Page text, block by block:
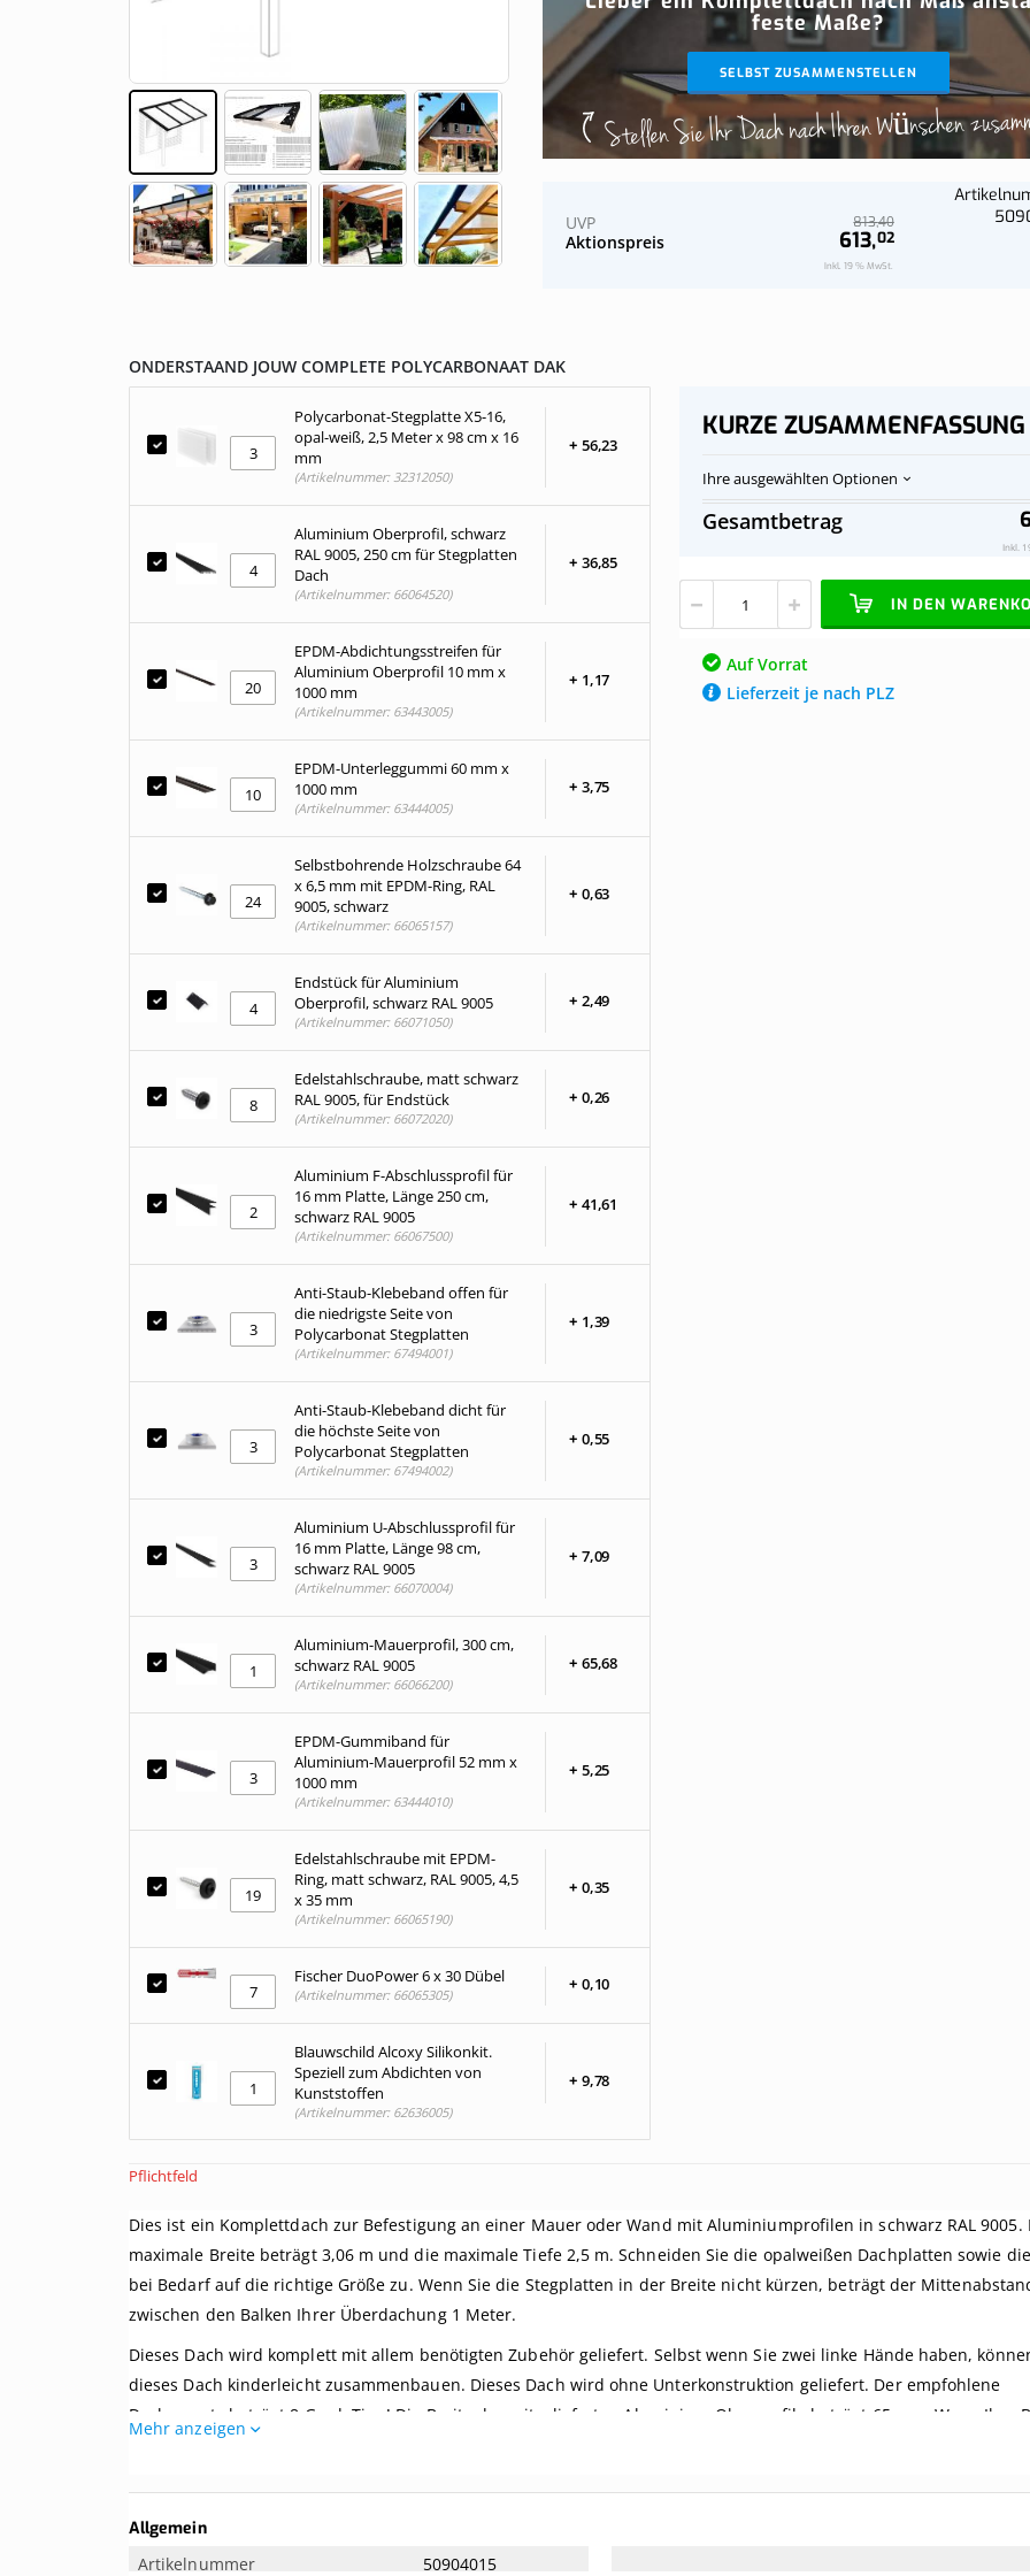
Gestalte dein eigenes Fotopaneel
Gegossen (GS)
Überdachung aus Polycarbonat
Komplettes Dach an der Wand
beginning
of
gallery
feste Maße?
SELBST ZUSAMMENSTELLEN
Stellen Sie Ihr Dach nach Ihren Wünschen
Aktionspreis 613,02
UVP 813,40
Inkl. 19 % MwSt.
ONDERSTAAND JOUW COMPLETE POLYCARBONAAT DAK
Polycarbonat-Stegplatte X5-16,
opal-weiß, 2,5 Meter x 98 cm x 16
mm
+ 56,23
(Artikelnummer: 32312050)
Aluminium Oberprofil, schwarz
RAL 9005, 250 cm für Stegplatten
Dach
+ 36,85
(Artikelnummer: 66064520)
EPDM-Abdichtungsstreifen für
Aluminium Oberprofil 10 mm x
1000 mm
+ 1,17
(Artikelnummer: 63443005)
EPDM-Unterleggummi 60 mm x
1000 mm
+ 3,75
(Artikelnummer: 63444005)
Selbstbohrende Holzschraube 64
x 6,5 mm mit EPDM-Ring, RAL
9005, schwarz
+ 0,63
(Artikelnummer: 66065157)
Endstück für Aluminium
Oberprofil, schwarz RAL 9005
+ 2,49
(Artikelnummer: 66071050)
Edelstahlschraube, matt schwarz
RAL 9005, für Endstück
+ 0,26
(Artikelnummer: 66072020)
Aluminium F-Abschlussprofil für
16 mm Platte, Länge 250 cm,
schwarz RAL 9005
+ 41,61
(Artikelnummer: 66067500)
Anti-Staub-Klebeband offen für
die niedrigste Seite von
Polycarbonat Stegplatten
+ 1,39
(Artikelnummer: 67494001)
Anti-Staub-Klebeband dicht für
die höchste Seite von
Polycarbonat Stegplatten
+ 0,55
(Artikelnummer: 67494002)
Aluminium U-Abschlussprofil für
16 mm Platte, Länge 98 cm,
schwarz RAL 9005
+ 7,09
(Artikelnummer: 66070004)
Aluminium-Mauerprofil, 300 cm,
schwarz RAL 9005
+ 65,68
(Artikelnummer: 66066200)
EPDM-Gummiband für
Aluminium-Mauerprofil 52 mm x
1000 mm
+ 5,25
(Artikelnummer: 63444010)
Edelstahlschraube mit EPDM-
Ring, matt schwarz, RAL 9005, 4,5
x 35 mm
+ 0,35
(Artikelnummer: 66065190)
Fischer DuoPower 6 x 30 Dübel + 0,10
(Artikelnummer: 66065305)
Blauwschild Alcoxy Silikonkit.
Speziell zum Abdichten von
Kunststoffen
+ 9,78
(Artikelnummer: 62636005)
Pflichtfeld
KURZE ZUSAMMENFASSUNG
Ihre ausgewählten Optionen
Polycarbonat-
Stegplattendach
Mauer,
Breite
bis
3,06 m
x
Auf
Vorrat
Gesamtbetrag
Inkl.
IN DEN
Auf Vorrat
Lieferzeit je nach PLZ
Dies ist ein Komplettdach zur Befestigung an einer Mauer oder Wand mit Aluminiumprofilen in schwarz RAL 9005.
maximale Breite beträgt 3,06 m und die maximale Tiefe 2,5 m. Schneiden Sie die opalweißen Dachplatten sowie
bei Bedarf auf die richtige Größe zu. Wenn Sie die Stegplatten in der Breite nicht kürzen, beträgt der
zwischen den Balken Ihrer Überdachung 1 Meter.
Dieses Dach wird komplett mit allem benötigten Zubehör geliefert. Selbst wenn Sie zwei linke Hände haben,
dieses Dach kinderleicht zusammenbauen. Dieses Dach wird ohne Unterkonstruktion geliefert. Der empfohlene
Dachversatz beträgt 8 Grad. Tipp! Die Breite der mitgelieferten Aluminium-Oberprofile beträgt 65 mm. Wenn Ihre
eine Breite von mindestens 65 mm aufweisen, können Sie sie von unten nicht sehen.
Sie suchen nach einem Komplettdach mit einer Unterkonstruktion aus Douglasienholz, speziell für Sie nach Maß
produziert? Diese finden Sie unter
Douglasienholz Terrassenüberdachung nach Maß
Mehr anzeigen
Weitere
Informationen
Allgemein
Artikelnummer
50904015